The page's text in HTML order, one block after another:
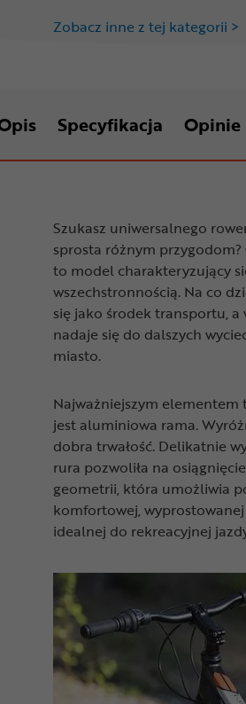
Zobacz inne z tej kategorii >
Specyfikacja Opinie
Szukasz uniwersalnego
sprosta różnym przygodom?
to model charakteryzujący
wszechstronnością. Na co
się jako środek transportu, a
nadaje się do dalszych
miasto.
Najważniejszym elementem
jest aluminiowa rama.
dobra trwałość. Delikatnie
rura pozwoliła na
geometrii, która umożliwia
komfortowej,
idealnej do rekreacyjnej